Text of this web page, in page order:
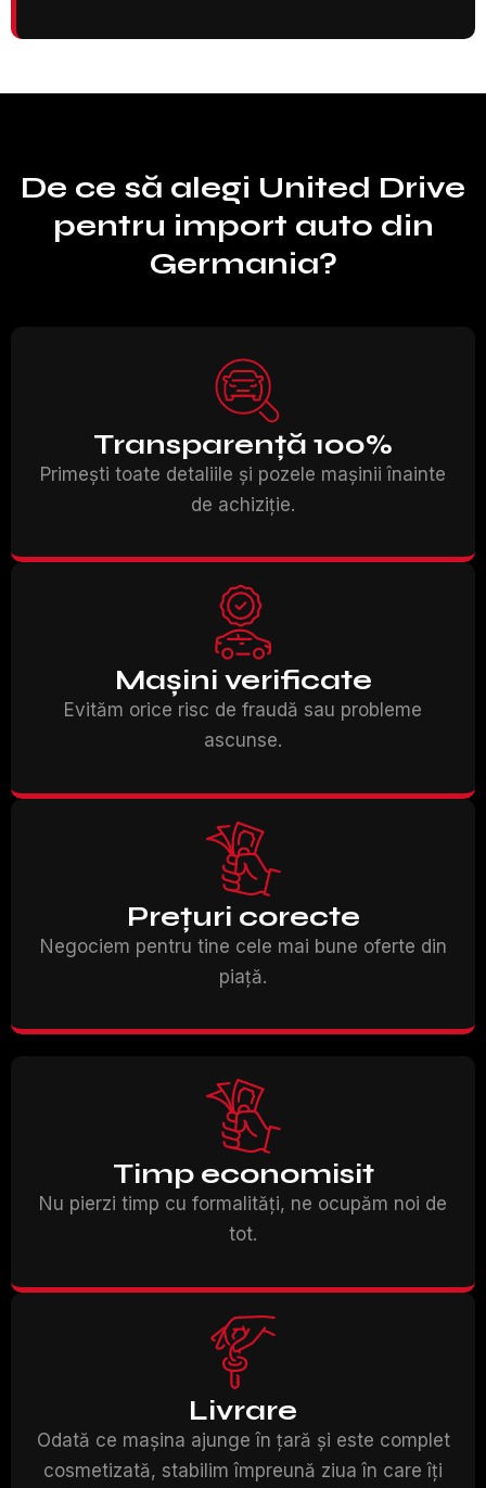
De ce să alegi United Drive
pentru import auto din
Germania?
Transparență 100%
Primești toate detaliile și pozele mașinii înainte
de achiziție.
Mașini verificate
Evităm orice risc de fraudă sau probleme
ascunse.
Prețuri corecte
Negociem pentru tine cele mai bune oferte din
piață.
Timp economisit
Nu pierzi timp cu formalități, ne ocupăm noi de
tot.
Livrare
Odată ce mașina ajunge în țară și este complet
cosmetizată, stabilim împreună ziua în care îți